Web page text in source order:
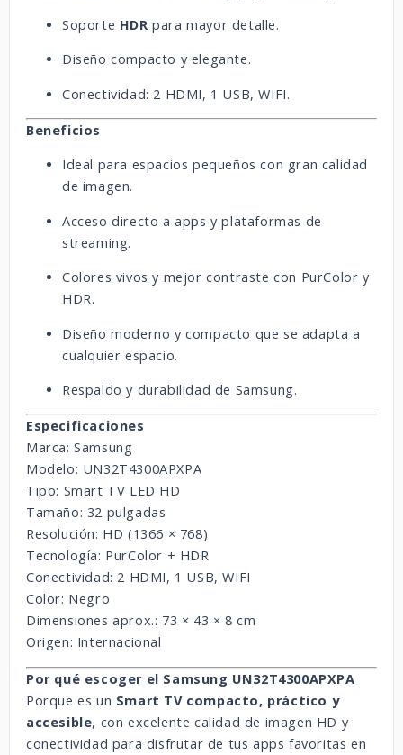
Soporte HDR para mayor detalle.
Diseño compacto y elegante.
Conectividad: 2 HDMI, 1 USB, WIFI.
Beneficios
Ideal para espacios pequeños con gran calidad
de imagen.
Acceso directo a apps y plataformas de
streaming.
Colores vivos y mejor contraste con PurColor y
HDR.
Diseño moderno y compacto que se adapta a
cualquier espacio.
Respaldo y durabilidad de Samsung.
Especificaciones
Marca: Samsung
Modelo: UN32T4300APXPA
Tipo: Smart TV LED HD
Tamaño: 32 pulgadas
Resolución: HD (1366 × 768)
Tecnología: PurColor + HDR
Conectividad: 2 HDMI, 1 USB, WIFI
Color: Negro
Dimensiones aprox.: 73 × 43 × 8 cm
Origen: Internacional
Por qué escoger el Samsung UN32T4300APXPA
Porque es un Smart TV compacto, práctico y
accesible, con excelente calidad de imagen HD y
conectividad para disfrutar de tus apps favoritas en